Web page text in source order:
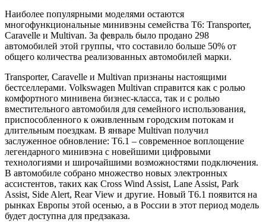
Наиболее популярными моделями остаются
многофункциональные минивэны семейства Т6: Transporter,
Caravelle и Multivan. За февраль было продано 298
автомобилей этой группы, что составило больше 50% от
общего количества реализованных автомобилей марки.
Transporter, Caravelle и Multivan признаны настоящими
бестселлерами. Volkswagen Multivan справится как с ролью
комфортного минивена бизнес-класса, так и с ролью
вместительного автомобиля для семейного использования,
приспособленного к оживленным городским потокам и
длительным поездкам. В январе Multivan получил
заслуженное обновление: Т6.1 – современное воплощение
легендарного минивэна с новейшими цифровыми
технологиями и широчайшими возможностями подключения.
В автомобиле собрано множество новых электронных
ассистентов, таких как Cross Wind Assist, Lane Assist, Park
Assist, Side Alert, Rear View и другие. Новый T6.1 появится на
рынках Европы этой осенью, а в России в этот период модель
будет доступна для предзаказа.